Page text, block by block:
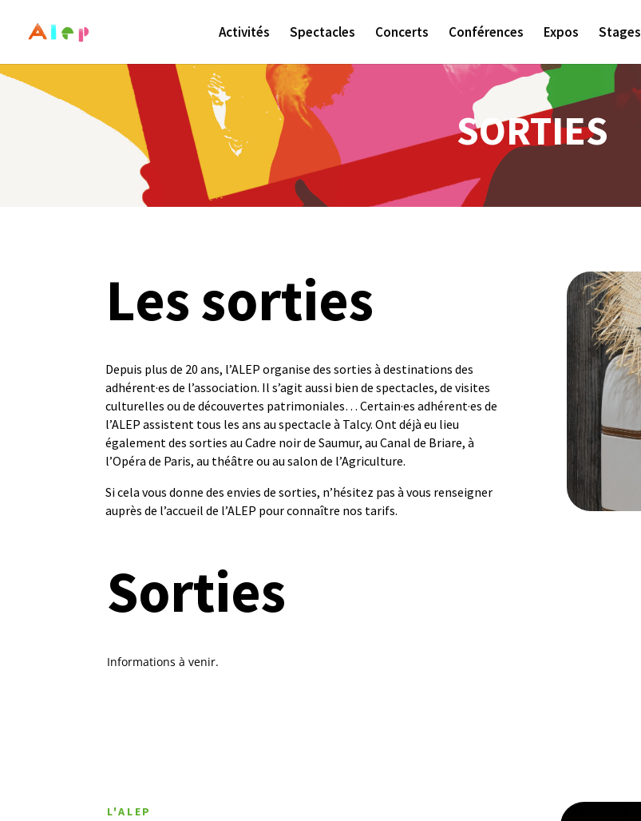
Activités Spectacles Concerts Conférences Expos Stages
SORTIES
Les sorties
Depuis plus de 20 ans, l’ALEP organise des sorties à destinations des
adhérent·es de l’association. Il s’agit aussi bien de spectacles, de visites
culturelles ou de découvertes patrimoniales… Certain·es adhérent·es de
l’ALEP assistent tous les ans au spectacle à Talcy. Ont déjà eu lieu
également des sorties au Cadre noir de Saumur, au Canal de Briare, à
l’Opéra de Paris, au théâtre ou au salon de l’Agriculture.
Si cela vous donne des envies de sorties, n’hésitez pas à vous renseigner
auprès de l’accueil de l’ALEP pour connaître nos tarifs.
Sorties
Informations à venir.
L'ALEP